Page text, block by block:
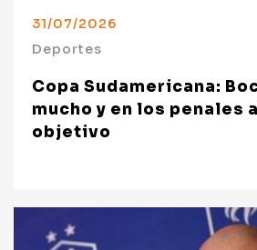
31/07/2026
Deportes
Copa Sudamericana:
mucho y en los penales
objetivo